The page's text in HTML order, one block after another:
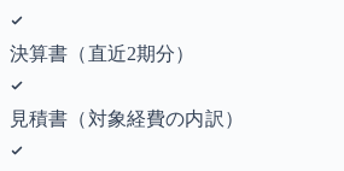
決算書（直近2期分）
見積書（対象経費の内訳）